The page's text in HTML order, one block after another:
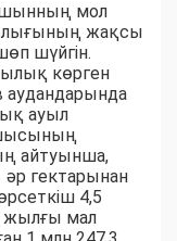
мол
жақсы
шүйгін.
көрген
аудандарында
ауыл
айтуынша,
әр гектарынан
4,5
жылғы мал